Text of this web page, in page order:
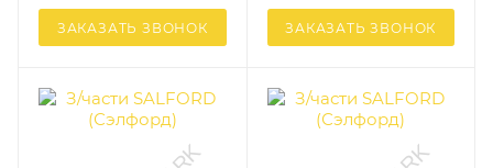
ЗАКАЗАТЬ ЗВОНОК ЗАКАЗАТЬ ЗВОНОК